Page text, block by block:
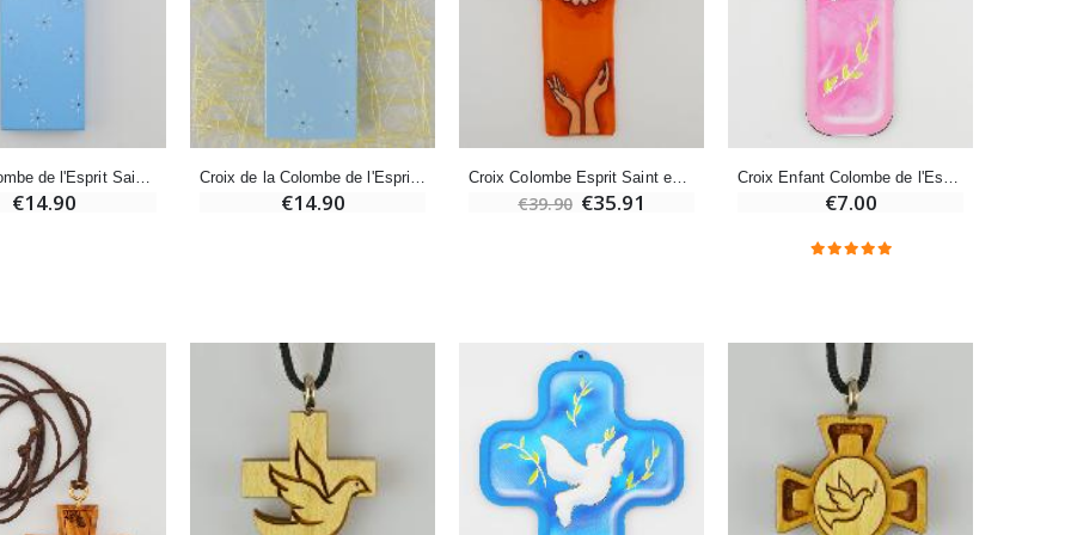
€12.00 €9.60
-10%
€5.50 €4.95
-25%
€21.90
€130.00
€5.50 €4.95
Croix Colombe de l'Esprit Saint Bleu
€14.90
Croix de la Colombe de l'Esprit Saint - Bleu
€14.90
Croix Colombe Esprit Saint en Verre
€39.90 €35.91
Croix Enfant Colombe de l'Esprit Saint - Fond Rose
€7.00